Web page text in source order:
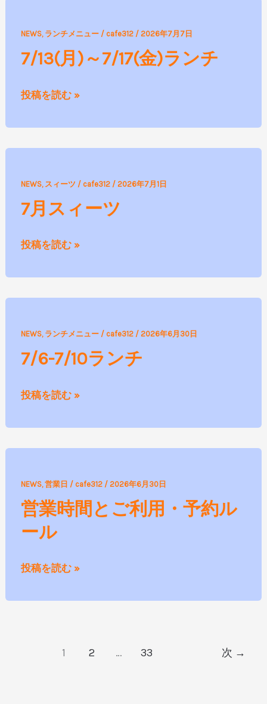
NEWS, ランチメニュー/ cafe312 / 2026年7月7日
7/13(月)～7/17(金)ランチ
～
7/17(金)
ン
投稿を読む »
NEWS, スィーツ / cafe312 / 2026年7月1日
7月スィーツ
月
ス
ー
投稿を読む »
NEWS, ランチメニュー/ cafe312 / 2026年6月30日
7/6-7/10ランチ
7/10
ラ
チ
投稿を読む »
NEWS, 営業日 / cafe312 / 2026年6月30日
営業時間とご利用・予約ル
ール
業
時
間
ご
用・
投稿を読む »
1 2 … 33 次 →